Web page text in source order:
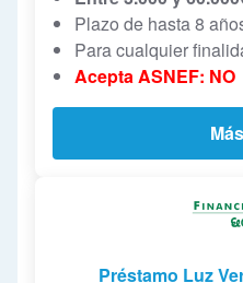
Plazo de hasta 8
Para cualquier
Acepta ASNEF: NO
Préstamo Luz